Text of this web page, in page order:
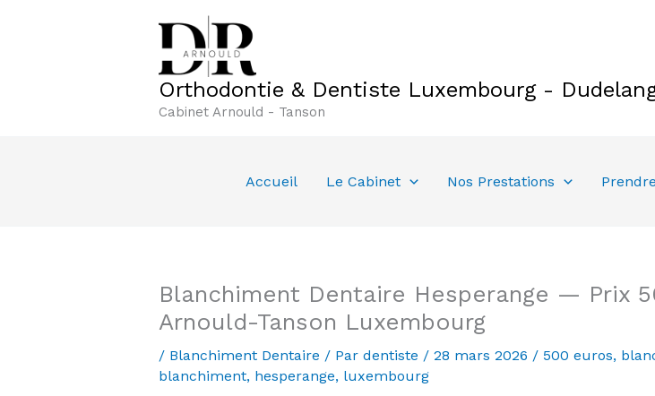
Orthodontie & Dentiste Luxembourg -
Cabinet Arnould - Tanson
Accueil Le Cabinet Nos Prestations
Blanchiment Dentaire Hesperange — Prix
Arnould-Tanson Luxembourg
/ Blanchiment Dentaire / Par dentiste / 28 mars 2026 / 500 euros,
blanchiment, hesperange, luxembourg